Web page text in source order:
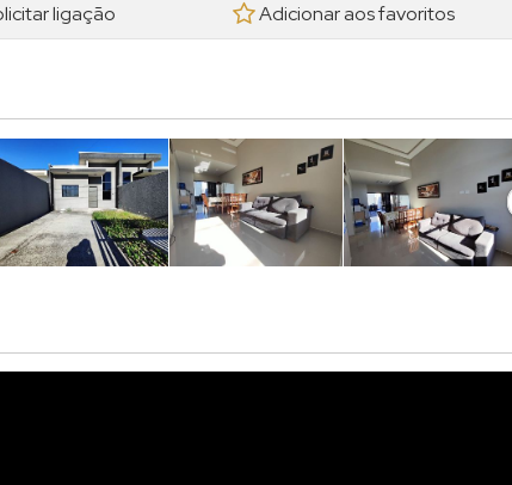
ligação Adicionar aos favoritos